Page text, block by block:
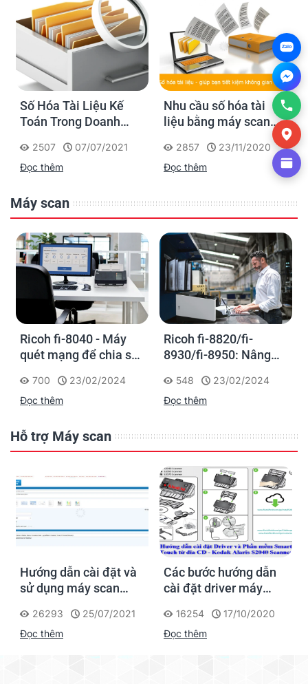
Số Hóa Tài Liệu Kế
Toán Trong Doanh
2507
07/07/2021
Đọc thêm
Nhu cầu số hóa tài
liệu bằng máy scan
2857
23/11/2020
Đọc thêm
Máy scan
Ricoh fi-8040 - Máy
quét mạng để chia sẻ
700
23/02/2024
Đọc thêm
Ricoh fi-8820/fi-
8930/fi-8950: Nâng
với dòng máy quét
siêu nhanh để đảm
tập trung
548
23/02/2024
Đọc thêm
Hỗ trợ Máy scan
Hướng dẫn cài đặt và
sử dụng máy scan
26293
25/07/2021
Đọc thêm
Các bước hướng dẫn
cài đặt driver máy
Scanner
16254
17/10/2020
Đọc thêm
Zalo